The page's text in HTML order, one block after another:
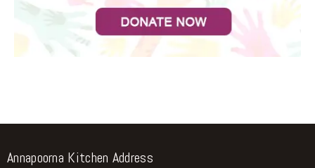
Annapoorna Kitchen Address